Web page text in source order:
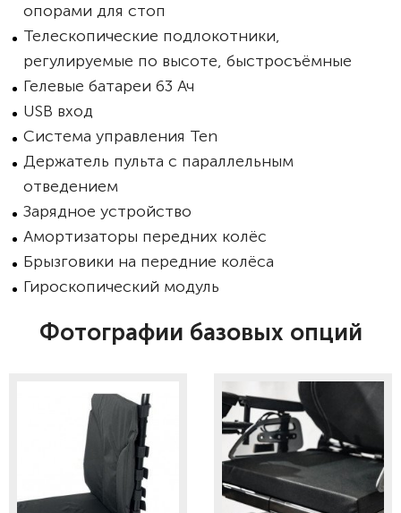
опорами для стоп
Телескопические подлокотники,
регулируемые по высоте, быстросъёмные
Гелевые батареи 63 Ач
USB вход
Система управления Ten
Держатель пульта с параллельным
отведением
Зарядное устройство
Амортизаторы передних колёс
Брызговики на передние колёса
Гироскопический модуль
Фотографии базовых опций